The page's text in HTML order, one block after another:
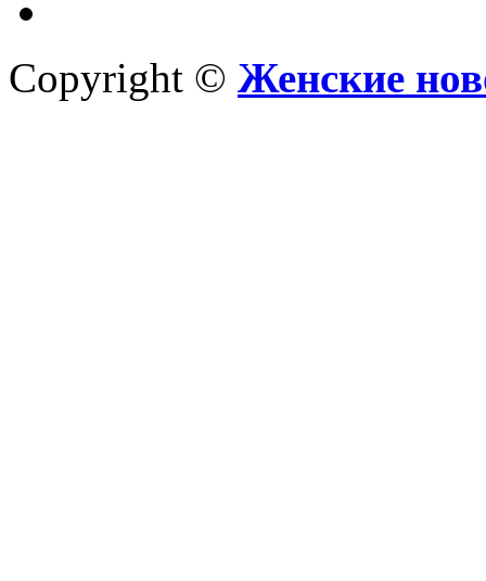
Copyright © Женские